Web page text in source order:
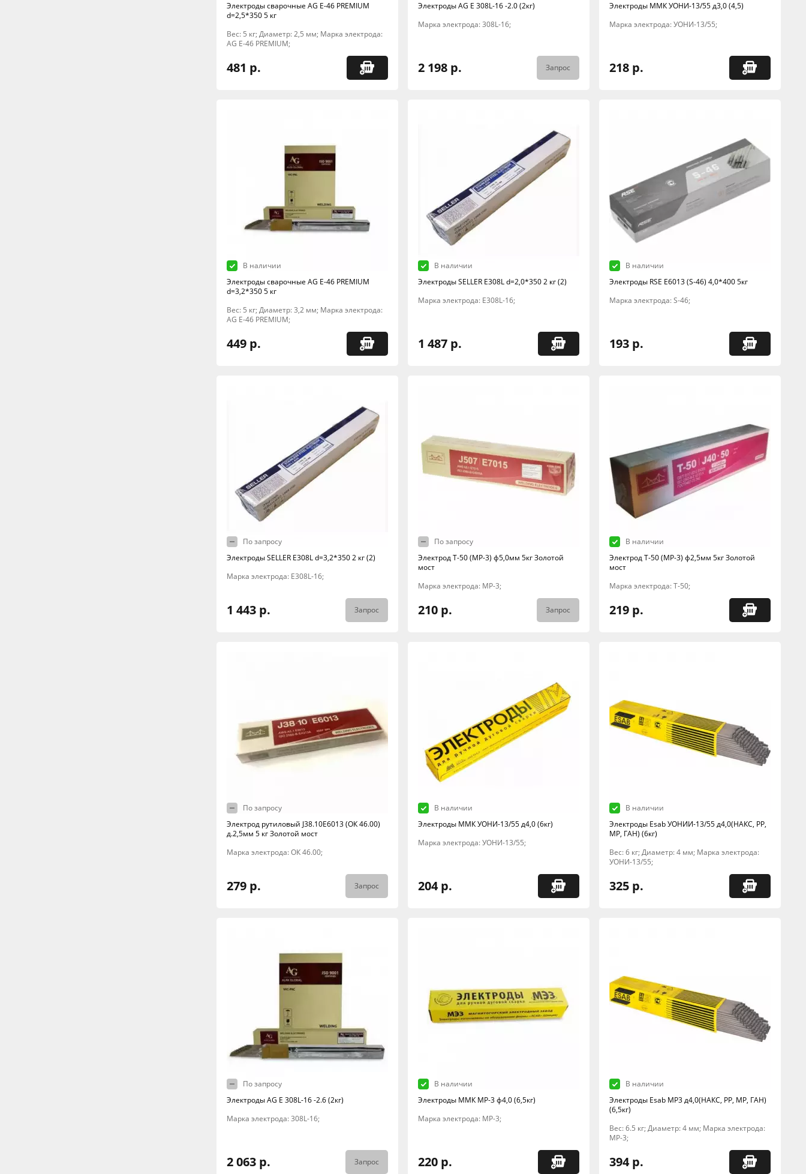
Электроды сварочные AG E-46 PREMIUM
d=2,5*350 5 кг
Вес: 5 кг; Диаметр: 2,5 мм; Марка электрода:
AG E-46 PREMIUM;
481 р.
Электроды AG E 308L-16 -2.0 (2кг)
Марка электрода: 308L-16;
2 198 р. Запрос
Электроды ММК УОНИ-13/55 д3,0 (4,5)
Марка электрода: УОНИ-13/55;
218 р.
В наличии
Электроды сварочные AG E-46 PREMIUM
d=3,2*350 5 кг
Вес: 5 кг; Диаметр: 3,2 мм; Марка электрода:
AG E-46 PREMIUM;
449 р.
В наличии
Электроды SELLER E308L d=2,0*350 2 кг (2)
Марка электрода: E308L-16;
1 487 р.
В наличии
Электроды RSE Е6013 (S-46) 4,0*400 5кг
Марка электрода: S-46;
193 р.
По запросу
Электроды SELLER E308L d=3,2*350 2 кг (2)
Марка электрода: E308L-16;
1 443 р. Запрос
По запросу
Электрод Т-50 (МР-3) ф5,0мм 5кг Золотой
мост
Марка электрода: МР-3;
210 р. Запрос
В наличии
Электрод Т-50 (МР-3) ф2,5мм 5кг Золотой
мост
Марка электрода: Т-50;
219 р.
По запросу
Электрод рутиловый J38.10E6013 (ОК 46.00)
д.2,5мм 5 кг Золотой мост
Марка электрода: ОК 46.00;
279 р. Запрос
В наличии
Электроды ММК УОНИ-13/55 д4,0 (6кг)
Марка электрода: УОНИ-13/55;
204 р.
В наличии
Электроды Esab УОНИИ-13/55 д4,0(НАКС, РР,
МР, ГАН) (6кг)
Вес: 6 кг; Диаметр: 4 мм; Марка электрода:
УОНИ-13/55;
325 р.
По запросу
Электроды AG E 308L-16 -2.6 (2кг)
Марка электрода: 308L-16;
2 063 р. Запрос
В наличии
Электроды ММК МР-3 ф4,0 (6,5кг)
Марка электрода: МР-3;
220 р.
В наличии
Электроды Esab МР3 д4,0(НАКС, РР, МР, ГАН)
(6,5кг)
Вес: 6.5 кг; Диаметр: 4 мм; Марка электрода:
МР-3;
394 р.